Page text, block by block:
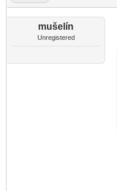
mušelín
Unregistered